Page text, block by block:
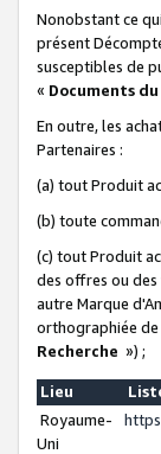
Nonobstant ce
présent
susceptibles de
« Documents
En outre, les
Partenaires :
(a) tout Produit
(b) toute
(c) tout Produit
des offres ou
autre Marque
orthographiée de
Recherche ») ;
Lieu
Royaume-
Uni